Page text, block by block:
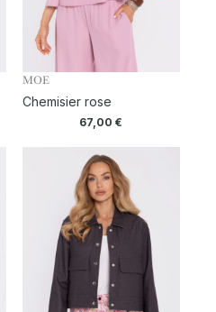
MOE
Chemisier rose
67,00€